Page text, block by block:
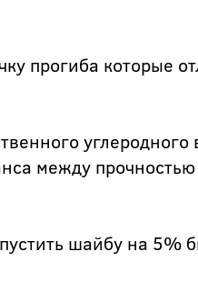
прогиба которые
углеродного
между
шайбу на 5%